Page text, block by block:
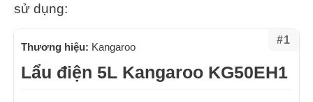
sử dụng:
#1
Thương hiệu: Kangaroo
Lẩu điện 5L Kangaroo KG50EH1